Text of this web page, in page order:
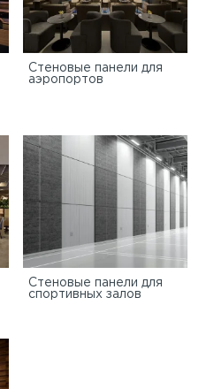
Стеновые панели для
аэропортов
Стеновые панели для
спортивных залов